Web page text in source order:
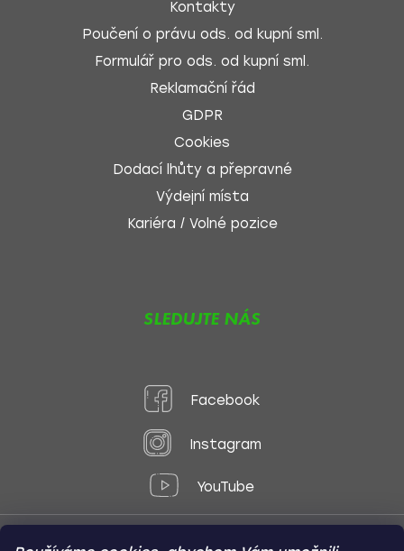
Kontakty
Poučení o právu ods. od kupní sml.
Formulář pro ods. od kupní sml.
Reklamační řád
GDPR
Cookies
Dodací lhůty a přepravné
Výdejní místa
Kariéra / Volné pozice
SLEDUJTE NÁS
Facebook
Instagram
YouTube